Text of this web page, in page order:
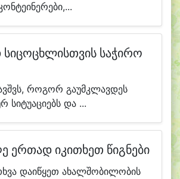
სიცოცხლისთვის საჭირო
როგორ გაუმკლავდეს
სიტუაციებს და ...
ერთად იკითხეთ წიგნები
დაიწყეთ ახალშობილობის